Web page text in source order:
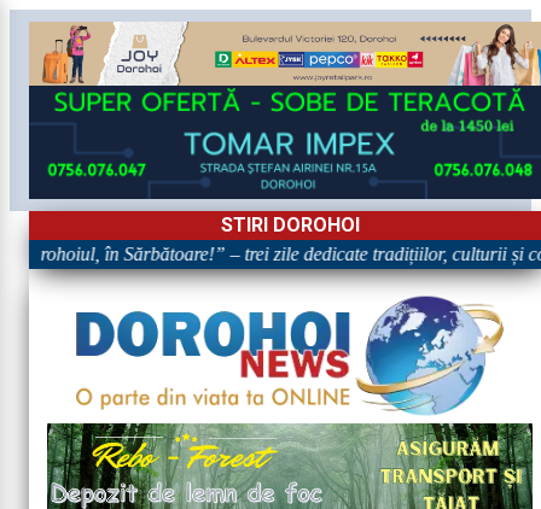
STIRI DOROHOI
în Sărbătoare!” – trei zile dedicate tradițiilor, culturii și